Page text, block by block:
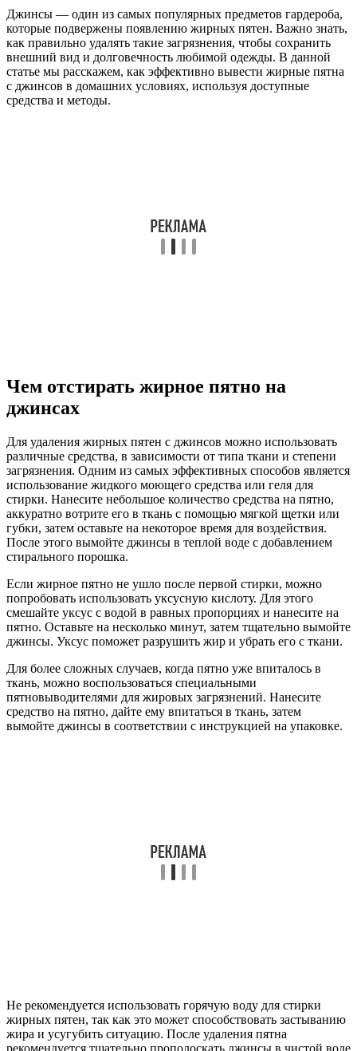
Джинсы — один из самых популярных предметов гардероба,
которые подвержены появлению жирных пятен. Важно знать,
как правильно удалять такие загрязнения, чтобы сохранить
внешний вид и долговечность любимой одежды. В данной
статье мы расскажем, как эффективно вывести жирные пятна
с джинсов в домашних условиях, используя доступные
средства и методы.
Чем отстирать жирное пятно на
джинсах
Для удаления жирных пятен с джинсов можно использовать
различные средства, в зависимости от типа ткани и степени
загрязнения. Одним из самых эффективных способов является
использование жидкого моющего средства или геля для
стирки. Нанесите небольшое количество средства на пятно,
аккуратно вотрите его в ткань с помощью мягкой щетки или
губки, затем оставьте на некоторое время для воздействия.
После этого вымойте джинсы в теплой воде с добавлением
стирального порошка.
Если жирное пятно не ушло после первой стирки, можно
попробовать использовать уксусную кислоту. Для этого
смешайте уксус с водой в равных пропорциях и нанесите на
пятно. Оставьте на несколько минут, затем тщательно вымойте
джинсы. Уксус поможет разрушить жир и убрать его с ткани.
Для более сложных случаев, когда пятно уже впиталось в
ткань, можно воспользоваться специальными
пятновыводителями для жировых загрязнений. Нанесите
средство на пятно, дайте ему впитаться в ткань, затем
вымойте джинсы в соответствии с инструкцией на упаковке.
Не рекомендуется использовать горячую воду для стирки
жирных пятен, так как это может способствовать застыванию
жира и усугубить ситуацию. После удаления пятна
рекомендуется тщательно прополоскать джинсы в чистой воде